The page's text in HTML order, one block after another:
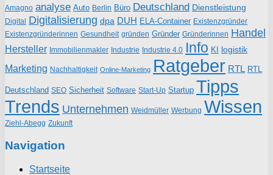
Amagno analyse Auto Berlin Büro Deutschland Dienstleistung
Digital Digitalisierung dpa DUH ELA-Container Existenzgründer
Existenzgründerinnen Gesundheit gründen Gründer Gründerinnen Handel
Hersteller Immobilienmakler Industrie Industrie 4.0 Info KI logistik
Marketing Nachhaltigkeit Online-Marketing Ratgeber RTL RTL
Deutschland SEO Sicherheit Software Start-Up Startup Tipps
Trends Unternehmen Weidmüller Werbung Wissen
Ziehl-Abegg Zukunft
Navigation
Startseite